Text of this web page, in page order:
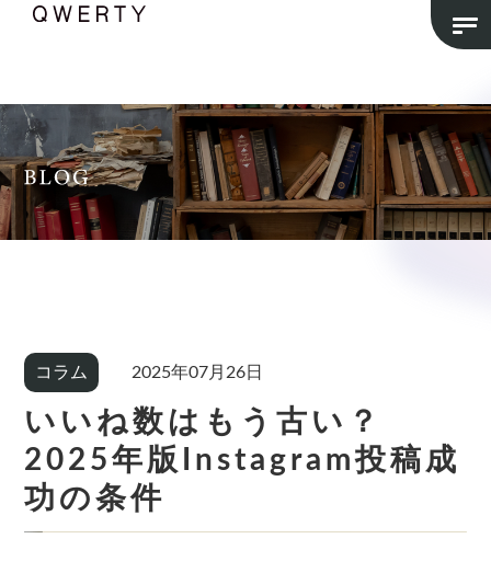
コラム 2025年07月26日
いいね数はもう古い？
2025年版Instagram投稿成
功の条件